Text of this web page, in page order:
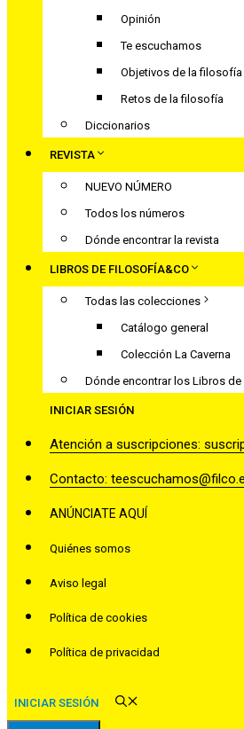
Opinión
Te escuchamos
Objetivos de la filosofía
Retos de la filosofía
Diccionarios
REVISTA
NUEVO NÚMERO
Todos los números
Dónde encontrar la revista
LIBROS DE FILOSOFÍA&CO
Todas las colecciones
Catálogo general
Colección La Caverna
Dónde encontrar los Libros de
INICIAR SESIÓN
Atención a suscripciones:
Contacto:
ANÚNCIATE AQUÍ
Quiénes somos
Aviso legal
Política de cookies
Política de privacidad
INICIAR SESIÓN